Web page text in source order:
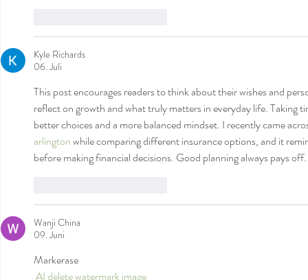
Kyle Richards
06. Juli
This post encourages readers to think about their wishes and
reflect on growth and what truly matters in everyday life. Taking
better choices and a more balanced mindset. I recently came
arlington while comparing different insurance options, and it
before making financial decisions. Good planning always pays off.
Wanji China
09. Juni
Markerase
AI delete watermark image